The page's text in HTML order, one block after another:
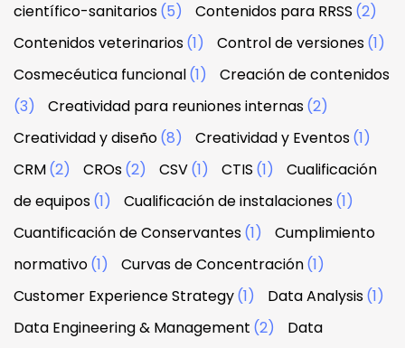
científico-sanitarios(5) Contenidos para RRSS (2)
Contenidos veterinarios(1) Control de versiones(1)
Cosmecéutica funcional(1)
Creación de contenidos
(3)
Creatividad para reuniones internas(2)
Creatividad y diseño(8) Creatividad y Eventos(1)
CRM(2) CROs(2) CSV(1) CTIS (1)
Cualificación
de equipos(1) Cualificación de instalaciones(1)
Cuantificación de Conservantes(1)
Cumplimiento
normativo(1) Curvas de Concentración(1)
Customer Experience Strategy(1) Data Analysis(1)
Data Engineering & Management (2)
Data